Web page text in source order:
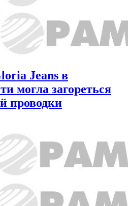
Jeans в
могла загореться
проводки